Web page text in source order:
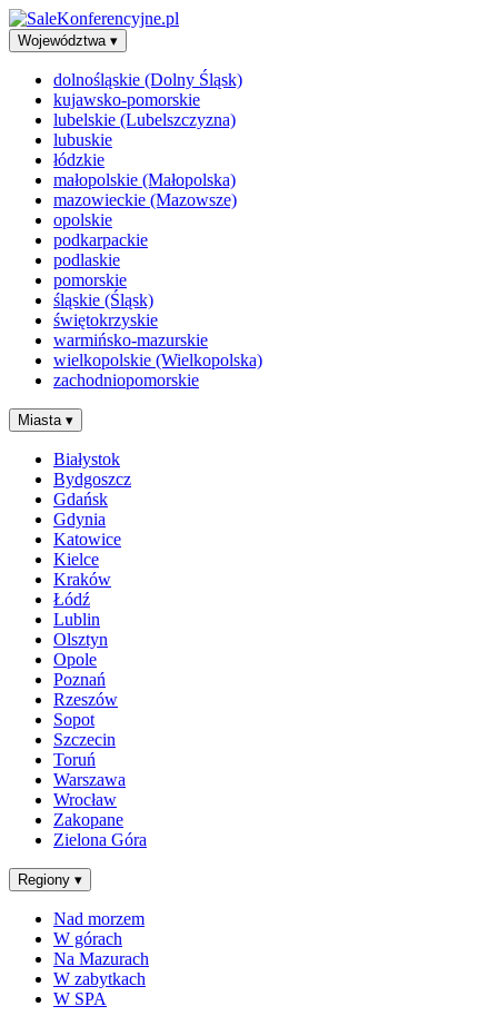
Województwa ▾
dolnośląskie (Dolny Śląsk)
kujawsko-pomorskie
lubelskie (Lubelszczyzna)
lubuskie
łódzkie
małopolskie (Małopolska)
mazowieckie (Mazowsze)
opolskie
podkarpackie
podlaskie
pomorskie
śląskie (Śląsk)
świętokrzyskie
warmińsko-mazurskie
wielkopolskie (Wielkopolska)
zachodniopomorskie
Miasta ▾
Białystok
Bydgoszcz
Gdańsk
Gdynia
Katowice
Kielce
Kraków
Łódź
Lublin
Olsztyn
Opole
Poznań
Rzeszów
Sopot
Szczecin
Toruń
Warszawa
Wrocław
Zakopane
Zielona Góra
Regiony ▾
Nad morzem
W górach
Na Mazurach
W zabytkach
W SPA